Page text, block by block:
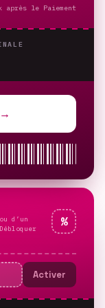
après le Paiement
→
d’un
%
Activer